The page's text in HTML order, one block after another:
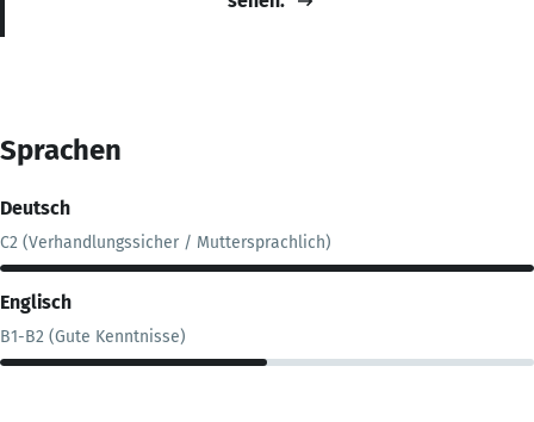
Sprachen
Deutsch
C2 (Verhandlungssicher / Muttersprachlich)
Englisch
B1-B2 (Gute Kenntnisse)